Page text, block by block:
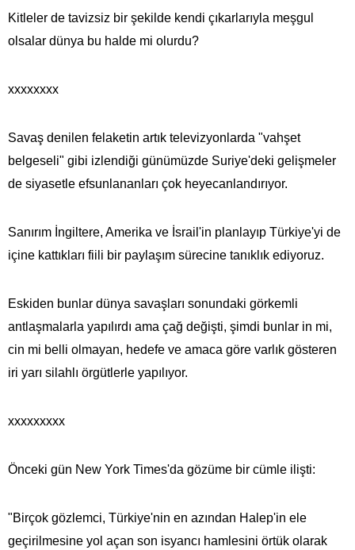
Kitleler de tavizsiz bir şekilde kendi çıkarlarıyla meşgul
olsalar dünya bu halde mi olurdu?
xxxxxxxx
Savaş denilen felaketin artık televizyonlarda "vahşet
belgeseli" gibi izlendiği günümüzde Suriye'deki gelişmeler
de siyasetle efsunlananları çok heyecanlandırıyor.
Sanırım İngiltere, Amerika ve İsrail'in planlayıp Türkiye'yi de
içine kattıkları fiili bir paylaşım sürecine tanıklık ediyoruz.
Eskiden bunlar dünya savaşları sonundaki görkemli
antlaşmalarla yapılırdı ama çağ değişti, şimdi bunlar in mi,
cin mi belli olmayan, hedefe ve amaca göre varlık gösteren
iri yarı silahlı örgütlerle yapılıyor.
xxxxxxxxx
Önceki gün New York Times'da gözüme bir cümle ilişti:
"Birçok gözlemci, Türkiye'nin en azından Halep'in ele
geçirilmesine yol açan son isyancı hamlesini örtük olarak